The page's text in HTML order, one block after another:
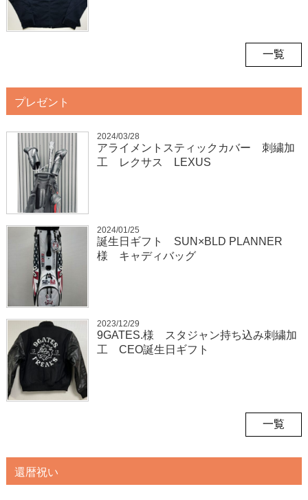
一覧
プレゼント
2024/03/28
アライメントスティックカバー 刺繍加
工 レクサス LEXUS
2024/01/25
誕生日ギフト SUN×BLD PLANNER
様 キャディバッグ
2023/12/29
9GATES.様 スタジャン持ち込み刺繍加
工 CEO誕生日ギフト
一覧
還暦祝い